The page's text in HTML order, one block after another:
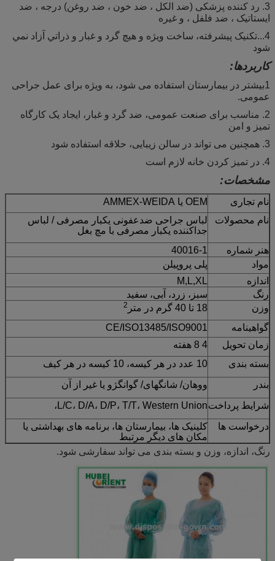
3. رد کننده پزشکی (ضد الکل ، ضد خون ، ضد روغن) درجه ، ضد
ایستاتیک ، ضد فلفل ، و غیره
4...تکنيک پيشرفته، ساخت ويژه و هيچ گرد و غبار و ذراتي آزاد نمي
شود
کاربردها:
1بیشتر در بیمارستان استفاده می شود، به ویژه برای عمل جراحی
عمومی.
2. مناسب برای صنعت عمومی، ضد گرد و غبار، ایجاد یک کارگاه
تمیز و امن
3. همچنین می تواند در سالن زیبایی، حلاقه استفاده شود
4. در تمیز کردن خانه لازم است
مشخصات:
نام تجاری
OEM یا AMMEX-WEIDA
نام محصولات
لباس جراحی ضدعفونی یکبار مصرفی / لباس
جداکننده یکبار مصرفی با مچ بغل
هنر شماره
40016-1
مواد
پلی پروپیلن
اندازه
M,L,XL
رنگ
سبز، زرد، آبی، سفید
وزن
18 تا 40 گرم در متر 2
گواهینامه
CE/ISO13485/ISO9001
زمان تحویل
4 8 هفته
بسته بندی
10 عدد در هر کیسه، 10 کیسه در هر کیف
بندر
ووهان/ شانگهای/ گوانگژو یا غیر از آن
شرایط پرداختL/C، D/A، D/P، T/T، Western Union،
درخواست ها
کلینیک ها، بیمارستان ها، برنامه های بهداشتی یا
مکان های دیگر مرتبط
رنگ، اندازه، وزن و بسته بندی می تواند سفارشی شود.